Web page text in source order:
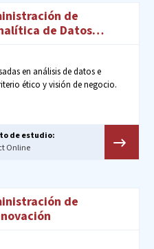
de
de Datos
en análisis de datos e
ético y visión de negocio.
de estudio:
Online
de